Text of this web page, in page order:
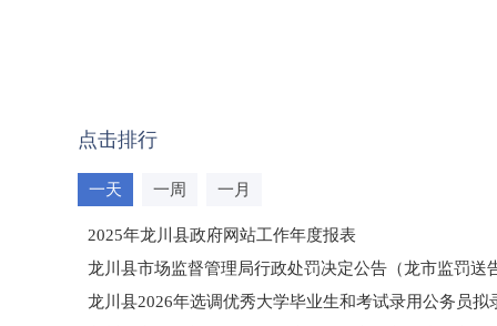
点击排行
一天 一周 一月
2025年龙川县政府网站工作年度报表
龙川县市场监督管理局行政处罚决定公告（龙市监罚送
龙川县2026年选调优秀大学毕业生和考试录用公务员拟